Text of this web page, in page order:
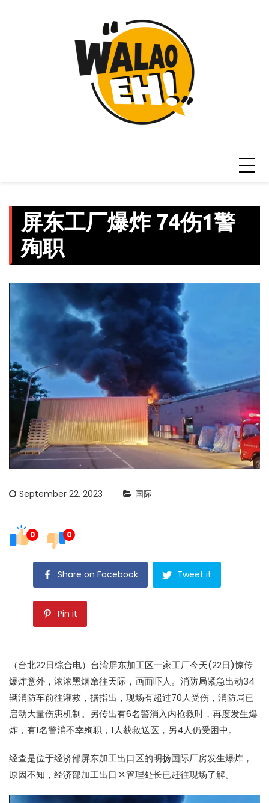
屏东工厂爆炸 74伤1警
殉职
September 22, 2023 国际
0 0
Share on Facebook Tweet it
Pin it
（台北22日综合电）台湾屏东加工区一家工厂今天(22日)惊传
爆炸意外，浓浓黑烟窜往天际，画面吓人。消防局紧急出动34
辆消防车前往灌救，据指出，现场有超过70人受伤，消防局已
启动大量伤患机制。另传出有6名警消入内抢救时，再度发生爆
炸，有1名警消不幸殉职，1人获救送医，另4人仍受困中。
经查是位于经济部屏东加工出口区的明扬国际厂房发生爆炸，
原因不知，经济部加工出口区管理处长已赶往现场了解。